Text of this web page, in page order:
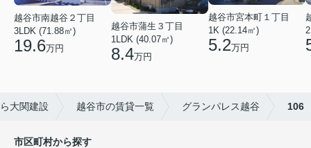
越谷市南越谷２丁目
3LDK (71.88㎡)
19.6万円
越谷市蒲生３丁目
1LDK (40.07㎡)
8.4万円
越谷市宮本町１丁目
1K (22.14㎡)
5.2万円
大関建設 越谷市の賃貸一覧 グランパレス越谷 106
市区町村から探す